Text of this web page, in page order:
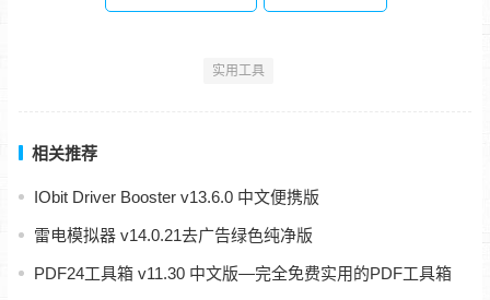
实用工具
相关推荐
IObit Driver Booster v13.6.0 中文便携版
雷电模拟器 v14.0.21去广告绿色纯净版
PDF24工具箱 v11.30 中文版—完全免费实用的PDF工具箱